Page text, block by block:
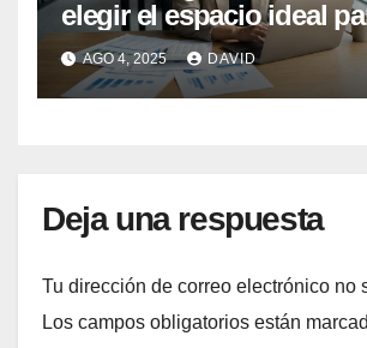
elegir el espacio ideal
trabajar sin oficina
AGO 4, 2025 DAVID
Deja una respuesta
Tu dirección de correo electrónico no
Los campos obligatorios están